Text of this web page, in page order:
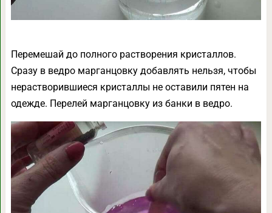
Перемешай до полного растворения кристаллов.
Сразу в ведро марганцовку добавлять нельзя, чтобы
нерастворившиеся кристаллы не оставили пятен на
одежде. Перелей марганцовку из банки в ведро.